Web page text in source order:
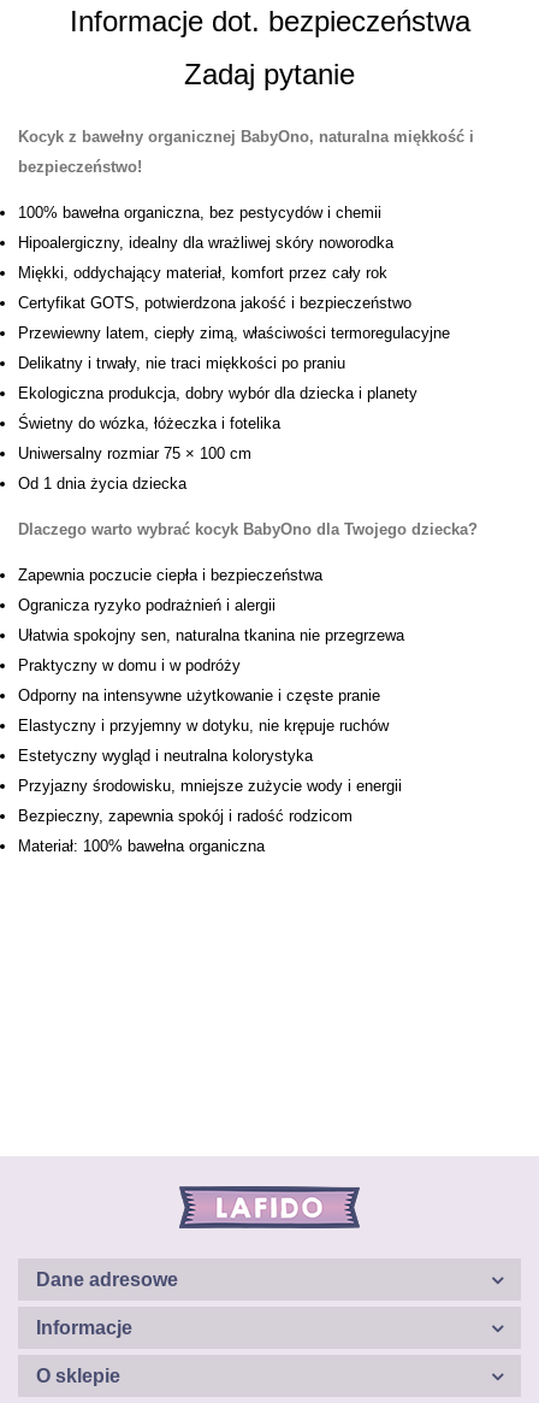
Informacje dot. bezpieczeństwa
Zadaj pytanie
Kocyk z bawełny organicznej BabyOno, naturalna miękkość i
bezpieczeństwo!
100% bawełna organiczna, bez pestycydów i chemii
Hipoalergiczny, idealny dla wrażliwej skóry noworodka
Miękki, oddychający materiał, komfort przez cały rok
Certyfikat GOTS, potwierdzona jakość i bezpieczeństwo
Przewiewny latem, ciepły zimą, właściwości termoregulacyjne
Delikatny i trwały, nie traci miękkości po praniu
Ekologiczna produkcja, dobry wybór dla dziecka i planety
Świetny do wózka, łóżeczka i fotelika
Uniwersalny rozmiar 75 × 100 cm
Od 1 dnia życia dziecka
Dlaczego warto wybrać kocyk BabyOno dla Twojego dziecka?
Zapewnia poczucie ciepła i bezpieczeństwa
Ogranicza ryzyko podrażnień i alergii
Ułatwia spokojny sen, naturalna tkanina nie przegrzewa
Praktyczny w domu i w podróży
Odporny na intensywne użytkowanie i częste pranie
Elastyczny i przyjemny w dotyku, nie krępuje ruchów
Estetyczny wygląd i neutralna kolorystyka
Przyjazny środowisku, mniejsze zużycie wody i energii
Bezpieczny, zapewnia spokój i radość rodzicom
Materiał: 100% bawełna organiczna
Dane adresowe
Informacje
O sklepie